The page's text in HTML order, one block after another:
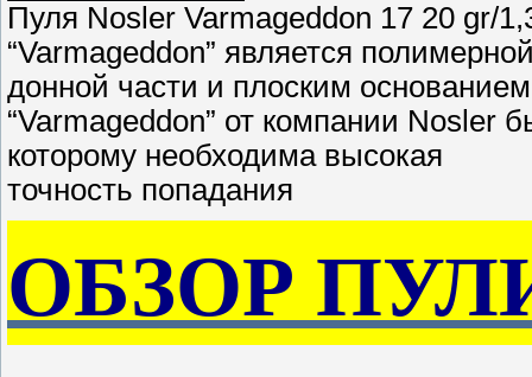
Пуля Nosler Varmageddon 17 20 gr/
“Varmageddon” является
донной части и плоским
“Varmageddon” от компании Nosler
которому необходима высокая
точность попадания
ОБЗОР